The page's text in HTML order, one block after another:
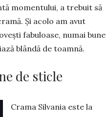
momentului, a trebuit să
Și acolo am avut
fabuloase, numai bune
blândă de toamnă.
de sticle
Crama Silvania este la